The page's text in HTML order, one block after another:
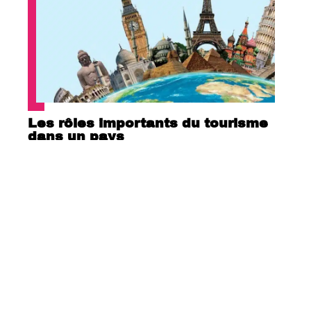
Les rôles importants du tourisme
dans un pays